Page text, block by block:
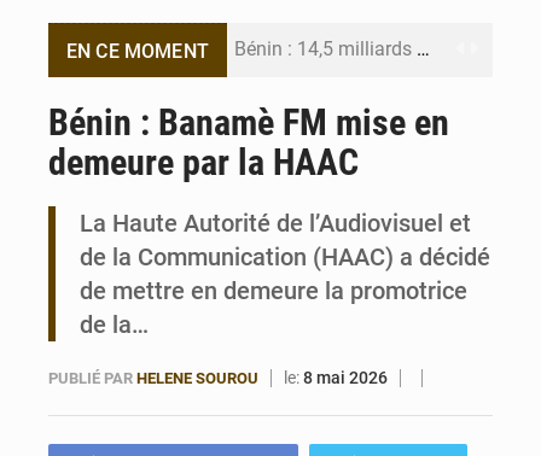
EN CE MOMENT Bénin : 14,5 milliards de dollars pour faire de la CDN 3.0 un bouclier économique
Noyade tragique à Kalalé : 2 enfants perdent la vie à Gawézi
Bénin : Banamè FM mise en
demeure par la HAAC
La Haute Autorité de l’Audiovisuel et
de la Communication (HAAC) a décidé
de mettre en demeure la promotrice
de la…
PUBLIÉ PAR HELENE SOUROU le:8 mai 2026